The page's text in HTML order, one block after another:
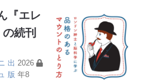
『エレ
続刊
ュ
出
版
2026
年8